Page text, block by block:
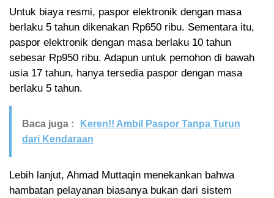
Untuk biaya resmi, paspor elektronik dengan masa
berlaku 5 tahun dikenakan Rp650 ribu. Sementara itu,
paspor elektronik dengan masa berlaku 10 tahun
sebesar Rp950 ribu. Adapun untuk pemohon di bawah
usia 17 tahun, hanya tersedia paspor dengan masa
berlaku 5 tahun.
Baca juga :
Keren!! Ambil Paspor Tanpa Turun
dari Kendaraan
Lebih lanjut, Ahmad Muttaqin menekankan bahwa
hambatan pelayanan biasanya bukan dari sistem